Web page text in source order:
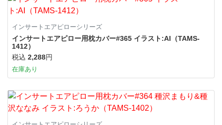
インサートエアピローシリーズ
インサートエアピロー用枕カバー#365 イラスト:AI（TAMS-
1412）
税込 2,288円
在庫あり